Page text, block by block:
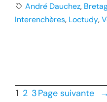
André Dauchez,
Interenchères, Loctudy,
1 2 3Page suivante →